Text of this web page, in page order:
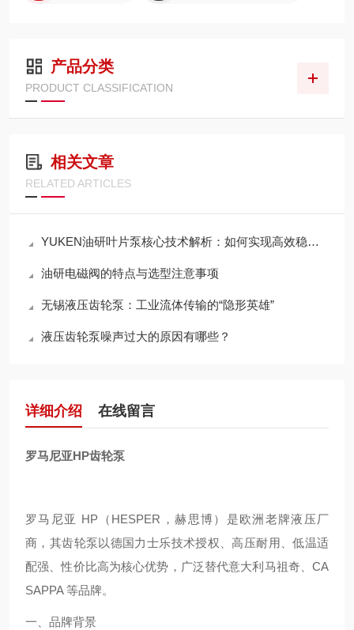
产品分类
PRODUCT CLASSIFICATION
相关文章
RELATED ARTICLES
YUKEN油研叶片泵核心技术解析：如何实现高效稳定的液压动力输出？
油研电磁阀的特点与选型注意事项
无锡液压齿轮泵：工业流体传输的“隐形英雄”
液压齿轮泵噪声过大的原因有哪些？
详细介绍 在线留言
罗马尼亚HP齿轮泵
罗马尼亚 HP（HESPER，赫思博）是欧洲老牌液压厂
商，其齿轮泵以德国力士乐技术授权、高压耐用、低温适
配强、性价比高为核心优势，广泛替代意大利马祖奇、CA
SAPPA 等品牌。
一、品牌背景